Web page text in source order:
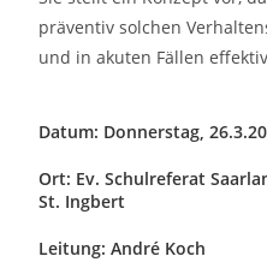
präventiv solchen
und in akuten Fällen
Datum: Donnerstag,
Ort: Ev. Schulreferat
St. Ingbert
Leitung: André Koch